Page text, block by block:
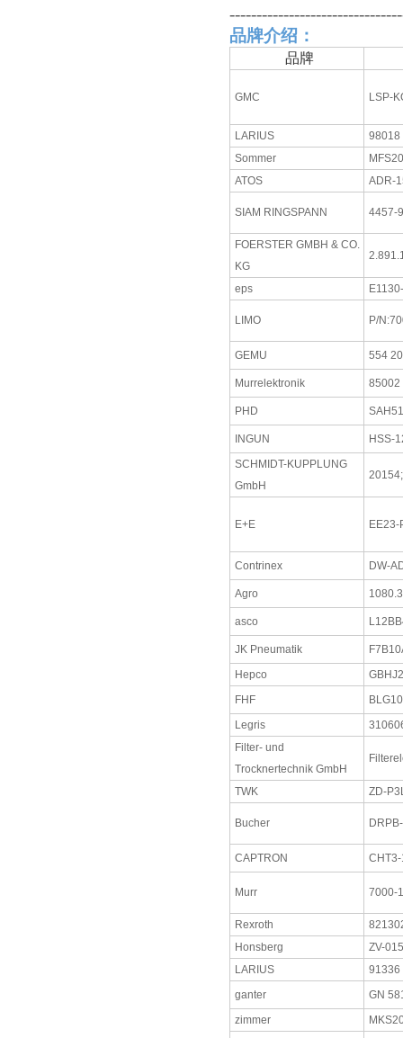
品牌介绍：
品牌
GMC LSP-
LARIUS
98018
Sommer
ATOS
ADR-
SIAM RINGSPANN 4457-
FOERSTER GMBH & CO.
KG
eps
LIMO P/
GEMU 554
Murrelektronik 85002
PHD
INGUN
HSS-
SCHMIDT-KUPPLUNG
GmbH
E+E
Contrinex DW-
Agro
asco
JK Pneumatik
Hepco
FHF
BLG10
Legris
Filter- und
Trocknertechnik GmbH
TWK ZD-
Bucher
CAPTRON
Murr 7000-
Rexroth
Honsberg
ZV-
LARIUS
91336
ganter
GN
zimmer